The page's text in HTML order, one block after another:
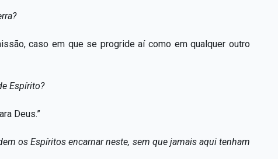
caso em que se progride aí como em qualquer outro
Espírito?
Deus.”
os Espíritos encarnar neste, sem que jamais aqui tenham